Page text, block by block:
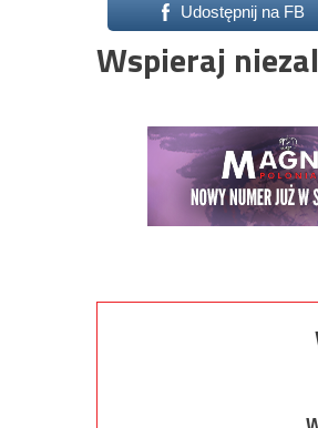
Udostępnij na FB
Wspieraj